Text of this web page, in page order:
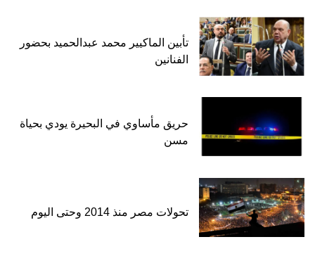
تأبين الماكيير محمد عبدالحميد بحضور
الفنانين
حريق مأساوي في البحيرة يودي بحياة
مسن
تحولات مصر منذ 2014 وحتى اليوم